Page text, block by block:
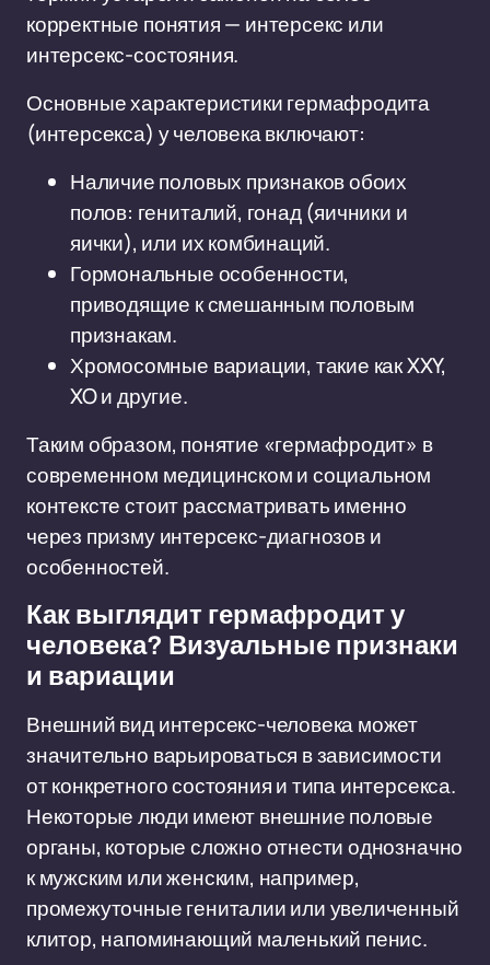
корректные понятия — интерсекс или
интерсекс-состояния.
Основные характеристики гермафродита
(интерсекса) у человека включают:
Наличие половых признаков обоих
полов: гениталий, гонад (яичники и
яички), или их комбинаций.
Гормональные особенности,
приводящие к смешанным половым
признакам.
Хромосомные вариации, такие как XXY,
XO и другие.
Таким образом, понятие «гермафродит» в
современном медицинском и социальном
контексте стоит рассматривать именно
через призму интерсекс-диагнозов и
особенностей.
Как выглядит гермафродит у
человека? Визуальные признаки
и вариации
Внешний вид интерсекс-человека может
значительно варьироваться в зависимости
от конкретного состояния и типа интерсекса.
Некоторые люди имеют внешние половые
органы, которые сложно отнести однозначно
к мужским или женским, например,
промежуточные гениталии или увеличенный
клитор, напоминающий маленький пенис.